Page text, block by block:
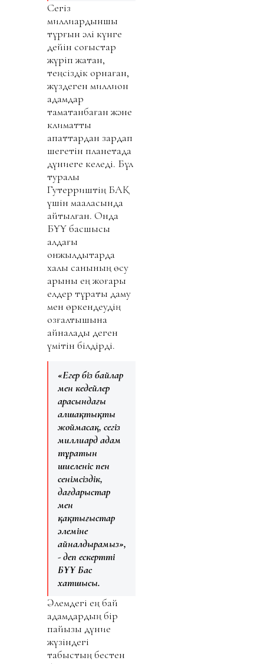
Сегіз
миллиардыншы
тұрғын әлі күнге
дейін соғыстар
жүріп жатқан,
теңсіздік орнаған,
жүздеген миллион
адамдар
тамақтанбаған және
климаттық
апаттардан зардап
шегетін планетада
дүниеге келеді. Бұл
туралы
Гутерриштің БАҚ
үшін мақаласында
айтылған. Онда
БҰҰ басшысы
алдағы
онжылдықтарда
халық санының өсу
қарқыны ең жоғары
елдер тұрақты даму
мен өркендеудің
қозғалтқышына
айналады деген
үмітін білдірді.
«Егер біз байлар
мен кедейлер
арасындағы
алшақтықты
жоймасақ, сегіз
миллиард адам
тұратын
шиеленіс пен
сенімсіздік,
дағдарыстар
мен
қақтығыстар
әлеміне
айналдырамыз»,
- деп ескертті
БҰҰ Бас
хатшысы.
Әлемдегі ең бай
адамдардың бір
пайызы дүние
жүзіндегі
табыстың бестен